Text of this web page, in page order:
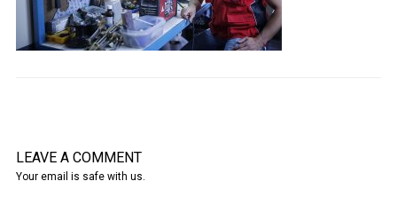
LEAVE A COMMENT
Your email is safe with us.